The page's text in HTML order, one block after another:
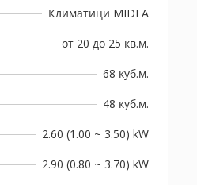
Климатици MIDEA
от 20 до 25 кв.м.
68 куб.м.
48 куб.м.
2.60 (1.00 ~ 3.50) kW
2.90 (0.80 ~ 3.70) kW